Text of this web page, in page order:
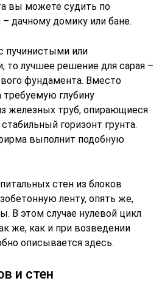
вы можете судить по
дачному домику или бане.
пучинистыми или
то лучшее решение для сарая –
фундамента. Вместо
требуемую глубину
железных труб, опирающиеся
горизонт грунта.
выполнит подобную
стен из блоков
ленту, опять же,
В этом случае нулевой цикл
же, как и при возведении
описывается здесь.
и стен